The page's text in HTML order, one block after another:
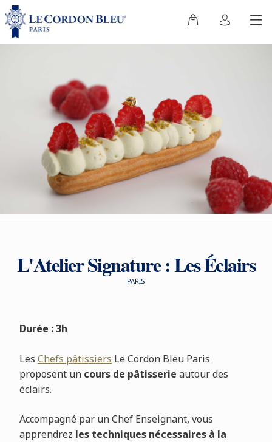
L'Atelier Signature : Les Éclairs
PARIS
Durée : 3h
Les Chefs pâtissiers Le Cordon Bleu Paris
proposent uncours de pâtisserie autour des
éclairs.
Accompagné par un Chef Enseignant, vous
apprendrez les techniques nécessaires à la